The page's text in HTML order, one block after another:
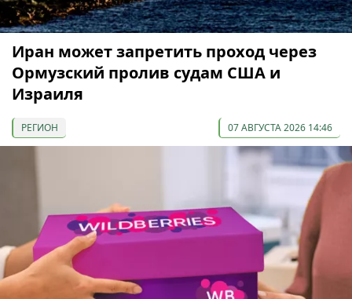
Иран может запретить проход через
Ормузский пролив судам США и
Израиля
РЕГИОН 07 АВГУСТА 2026 14:46